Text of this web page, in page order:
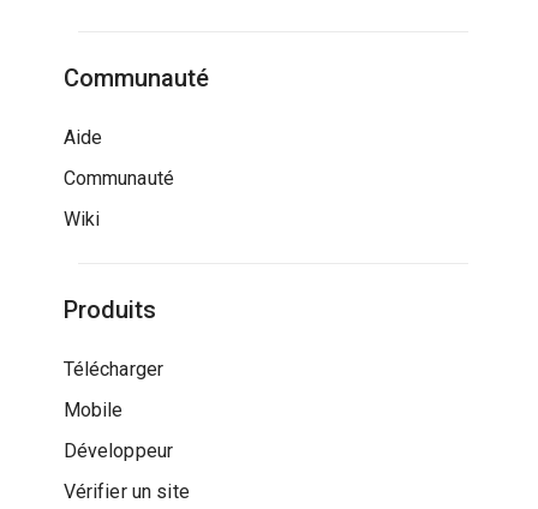
Communauté
Aide
Communauté
Wiki
Produits
Télécharger
Mobile
Développeur
Vérifier un site